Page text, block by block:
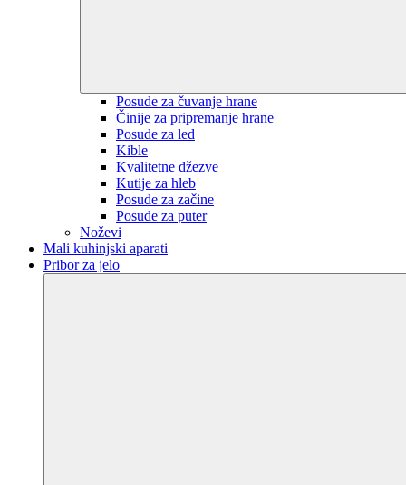
Posude za čuvanje hrane
Činije za pripremanje hrane
Posude za led
Kible
Kvalitetne džezve
Kutije za hleb
Posude za začine
Posude za puter
Noževi
Mali kuhinjski aparati
Pribor za jelo